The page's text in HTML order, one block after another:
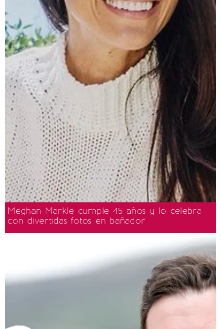
Meghan Markle cumple 45 años y lo celebra
con divertidas fotos en bañador